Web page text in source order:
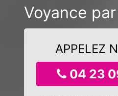
Voyance
APPELEZ
04 23